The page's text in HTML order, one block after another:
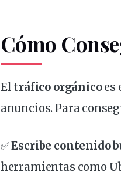
Cómo
El tráfico orgánicoes
anuncios. Para
✅Escribe contenido
herramientas como